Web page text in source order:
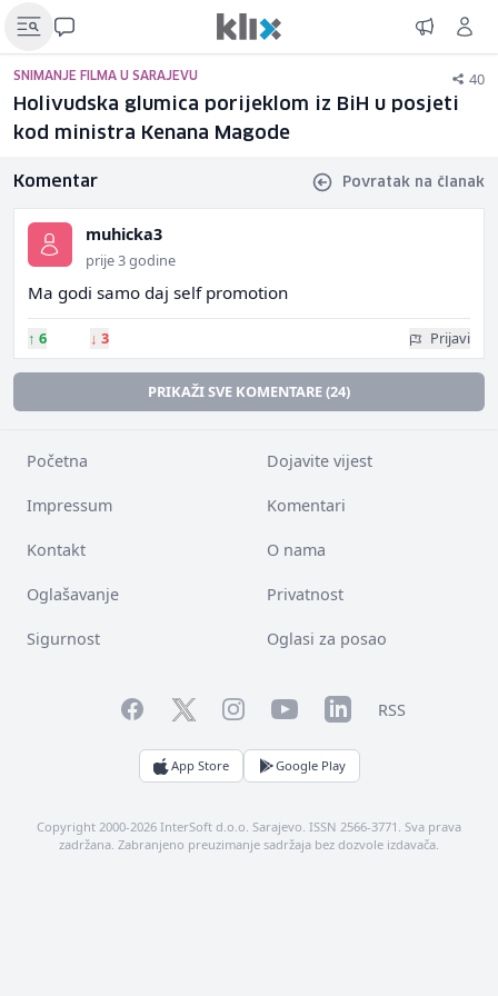
SNIMANJE FILMA U SARAJEVU 40
Holivudska glumica porijeklom iz BiH u posjeti
kod ministra Kenana Magode
Komentar Povratak na članak
muhicka3
prije 3 godine
Ma godi samo daj self promotion
↑ 6 ↓ 3 Prijavi
PRIKAŽI SVE KOMENTARE (24)
Početna Dojavite vijest
Impressum Komentari
Kontakt O nama
Oglašavanje Privatnost
Sigurnost Oglasi za posao
FacebookTwitterInstagramYouTubeLinkedInRSS
App Store Google Play
Copyright 2000-2026 InterSoft d.o.o. Sarajevo. ISSN 2566-3771. Sva prava
zadržana. Zabranjeno preuzimanje sadržaja bez dozvole izdavača.